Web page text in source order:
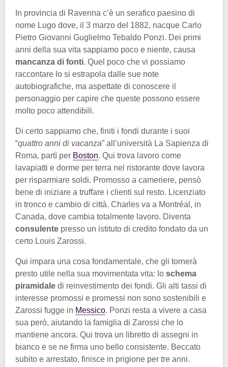
In provincia di Ravenna c’è un serafico paesino di
nome Lugo dove, il 3 marzo del 1882, nacque Carlo
Pietro Giovanni Guglielmo Tebaldo Ponzi. Dei primi
anni della sua vita sappiamo poco e niente, causa
mancanza di fonti. Quel poco che vi possiamo
raccontare lo si estrapola dalle sue note
autobiografiche, ma aspettate di conoscere il
personaggio per capire che queste possono essere
molto poco attendibili.
Di certo sappiamo che, finiti i fondi durante i suoi
“quattro anni di vacanza” all’università La Sapienza di
Roma, partì per Boston. Qui trova lavoro come
lavapiatti e dorme per terra nel ristorante dove lavora
per risparmiare soldi. Promosso a cameriere, pensò
bene di iniziare a truffare i clienti sul resto. Licenziato
in tronco e cambio di città. Charles va a Montréal, in
Canada, dove cambia totalmente lavoro. Diventa
consulente presso un istituto di credito fondato da un
certo Louis Zarossi.
Qui impara una cosa fondamentale, che gli tornerà
presto utile nella sua movimentata vita: lo schema
piramidale di reinvestimento dei fondi. Gli alti tassi di
interesse promossi e promessi non sono sostenibili e
Zarossi fugge in Messico. Ponzi resta a vivere a casa
sua però, aiutando la famiglia di Zarossi che lo
mantiene ancora. Qui trova un libretto di assegni in
bianco e se ne firma uno bello consistente. Beccato
subito e arrestato, finisce in prigione per tre anni.